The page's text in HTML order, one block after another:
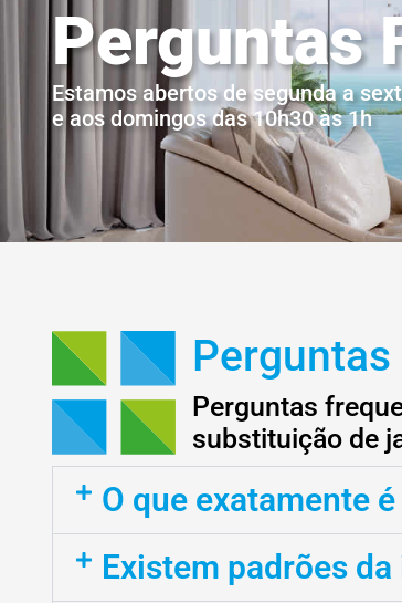
Perguntas
Estamos abertos de segunda a
e aos domingos das 10h30 às 1h
Perguntas
substituição de
O que exatamente é
Existem padrões